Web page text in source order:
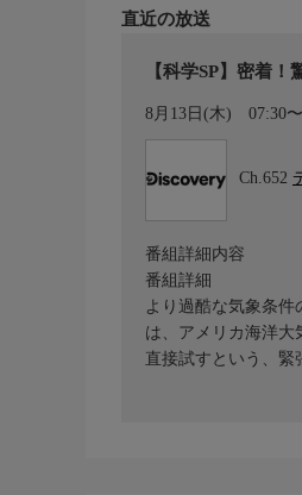
直近の放送
【科学SP】密着
8月13日(木) 07:30
Ch.652
番組詳細内容
番組詳細
より過酷な気象条
は、アメリカ海洋大
直接試すという、緊